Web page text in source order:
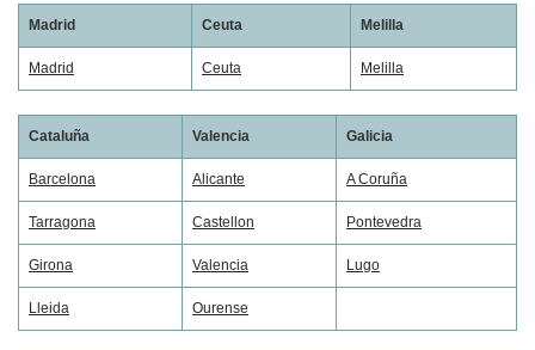
Madrid Ceuta Melilla
Madrid Ceuta Melilla
Cataluña Valencia Galicia
Barcelona Alicante A Coruña
Tarragona Castellon Pontevedra
Girona Valencia Lugo
Lleida Ourense